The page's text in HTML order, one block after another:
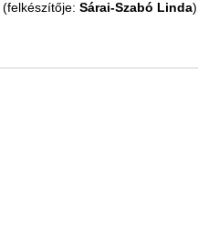
(felkészítője: Sárai-Szabó Linda)